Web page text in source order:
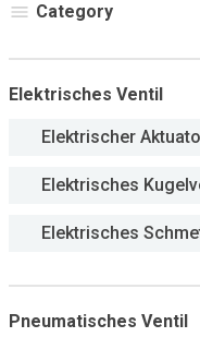
Category
Elektrisches Ventil
Elektrischer
Elektrisches
Elektrisches
Pneumatisches Ventil